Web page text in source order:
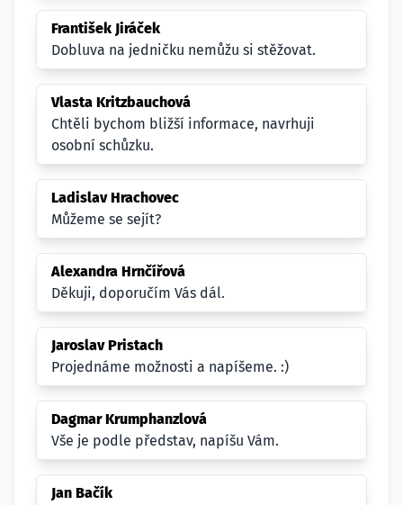
František Jiráček
Dobluva na jedničku nemůžu si stěžovat.
Vlasta Kritzbauchová
Chtěli bychom bližší informace, navrhuji
osobní schůzku.
Ladislav Hrachovec
Můžeme se sejít?
Alexandra Hrnčířová
Děkuji, doporučím Vás dál.
Jaroslav Pristach
Projednáme možnosti a napíšeme. :)
Dagmar Krumphanzlová
Vše je podle představ, napíšu Vám.
Jan Bačík